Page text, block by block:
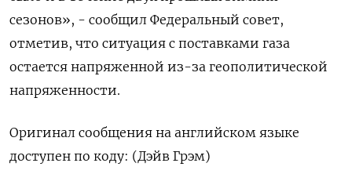
сезонов», - сообщил Федеральный совет,
отметив, что ситуация с поставками газа
остается напряженной из-за геополитической
напряженности.
Оригинал сообщения на английском языке
доступен по коду: (Дэйв Грэм)